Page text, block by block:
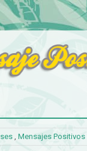
, Mensajes Positivos